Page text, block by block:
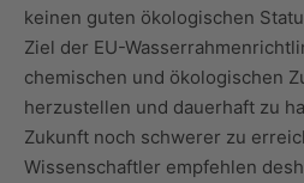
keinen guten ökologischen
Ziel der EU-
chemischen und ökologischen
herzustellen und dauerhaft zu
Zukunft noch schwerer zu
Wissenschaftler empfehlen